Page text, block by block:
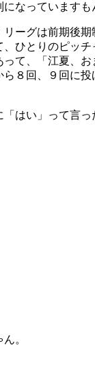
なっていますも
ーグは前期後期
ひとりのピッ
て、「江夏、お
ら８回、９回に
はい」って言っ
。